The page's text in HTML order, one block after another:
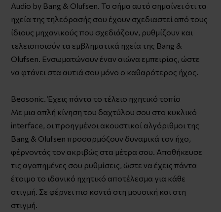
Audio by Bang & Olufsen. Το σήμα αυτό σημαίνει ότι τα
ηχεία της τηλεόρασής σου έχουν σχεδιαστεί από τους
ίδιους μηχανικούς που σχεδιάζουν, ρυθμίζουν και
τελειοποιούν τα εμβληματικά ηχεία της Bang &
Olufsen. Ενσωματώνουν έναν αιώνα εμπειρίας, ώστε
να φτάνει στα αυτιά σου μόνο ο καθαρότερος ήχος.
Beosonic. Έχεις πάντα το τέλειο ηχητικό τοπίο
Με μια απλή κίνηση του δαχτύλου σου στο κυκλικό
interface, οι προηγμένοι ακουστικοί αλγόριθμοι της
Bang & Olufsen προσαρμόζουν δυναμικά τον ήχο,
φέρνοντάς τον ακριβώς στα μέτρα σου. Αποθήκευσε
τις αγαπημένες σου ρυθμίσεις, ώστε να έχεις πάντα
έτοιμο το ιδανικό ηχητικό αποτέλεσμα για κάθε
στιγμή. Σε φέρνει πιο κοντά στη μουσική και στη
στιγμή.